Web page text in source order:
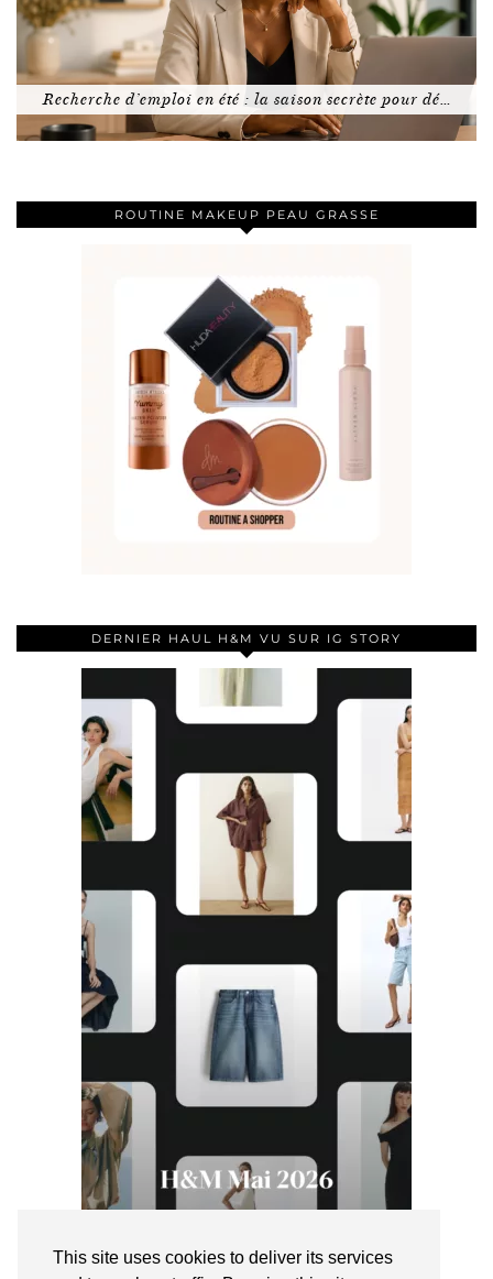
This site uses cookies to deliver its services
Recherche d’emploi en été : la saison secrète pour dé…
ROUTINE MAKEUP PEAU GRASSE
DERNIER HAUL H&M VU SUR IG STORY